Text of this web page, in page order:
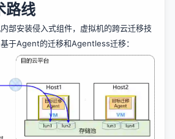
路线
部安装侵入式组件，虚拟机的跨云迁移技
于Agent的迁移和Agentless迁移：